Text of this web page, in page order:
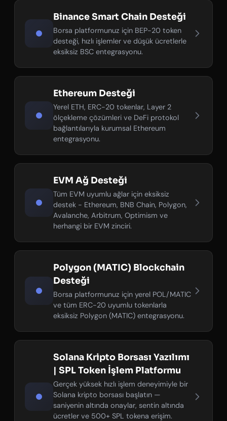
Binance Smart Chain Desteği
Borsa platformunuz için BEP-20 token
desteği, hızlı işlemler ve düşük ücretlerle
eksiksiz BSC entegrasyonu.
Ethereum Desteği
Yerel ETH, ERC-20 tokenlar, Layer 2
ölçekleme çözümleri ve DeFi protokol
bağlantılarıyla kurumsal Ethereum
entegrasyonu.
EVM Ağ Desteği
Tüm EVM uyumlu ağlar için eksiksiz
destek - Ethereum, BNB Chain, Polygon,
Avalanche, Arbitrum, Optimism ve
herhangi bir EVM zinciri.
Polygon (MATIC) Blockchain
Desteği
Borsa platformunuz için yerel POL/MATIC
ve tüm ERC-20 uyumlu tokenlarla
eksiksiz Polygon (MATIC) entegrasyonu.
Solana Kripto Borsası Yazılımı
| SPL Token İşlem Platformu
Gerçek yüksek hızlı işlem deneyimiyle bir
Solana kripto borsası başlatın —
saniyenin altında onaylar, sentin altında
ücretler ve 500+ SPL tokena erişim.